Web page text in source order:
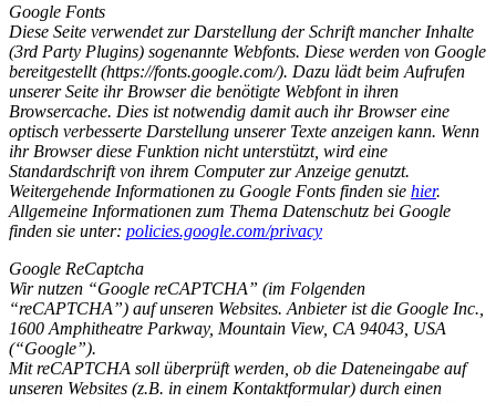
Google Fonts
Diese Seite verwendet zur Darstellung der Schrift mancher Inhalte
(3rd Party Plugins) sogenannte Webfonts. Diese werden von Google
bereitgestellt (https://fonts.google.com/). Dazu lädt beim Aufrufen
unserer Seite ihr Browser die benötigte Webfont in ihren
Browsercache. Dies ist notwendig damit auch ihr Browser eine
optisch verbesserte Darstellung unserer Texte anzeigen kann. Wenn
ihr Browser diese Funktion nicht unterstützt, wird eine
Standardschrift von ihrem Computer zur Anzeige genutzt.
Weitergehende Informationen zu Google Fonts finden sie hier.
Allgemeine Informationen zum Thema Datenschutz bei Google
finden sie unter: policies.google.com/privacy
Google ReCaptcha
Wir nutzen “Google reCAPTCHA” (im Folgenden
“reCAPTCHA”) auf unseren Websites. Anbieter ist die Google Inc.,
1600 Amphitheatre Parkway, Mountain View, CA 94043, USA
(“Google”).
Mit reCAPTCHA soll überprüft werden, ob die Dateneingabe auf
unseren Websites (z.B. in einem Kontaktformular) durch einen